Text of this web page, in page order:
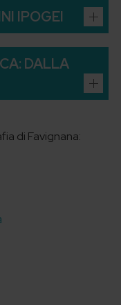
IPOGEI
DALLA
di Favignana: